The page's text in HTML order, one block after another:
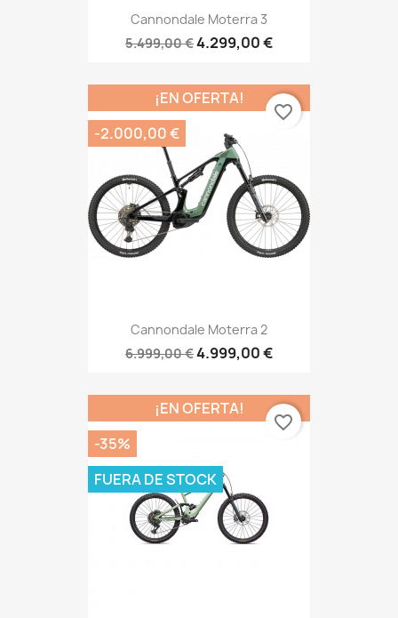
Cannondale Moterra 3
5.499,00 €4.299,00 €
Cannondale Moterra 2
6.999,00 €4.999,00 €
¡EN OFERTA!
-2.000,00 €
favorite_border
¡EN OFERTA!
-35%
FUERA DE STOCK
favorite_border